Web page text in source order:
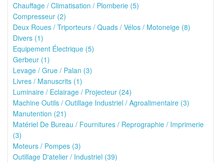
Chauffage / Climatisation / Plomberie (5)
Compresseur (2)
Deux Roues / Triporteurs / Quads / Vélos / Motoneige (8)
Divers (1)
Equipement Électrique (5)
Gerbeur (1)
Levage / Grue / Palan (3)
Livres / Manuscrits (1)
Luminaire / Eclairage / Projecteur (24)
Machine Outils / Outillage Industriel / Agroalimentaire (3)
Manutention (21)
Matériel De Bureau / Fournitures / Reprographie / Imprimerie
(3)
Moteurs / Pompes (3)
Outillage D'atelier / Industriel (39)